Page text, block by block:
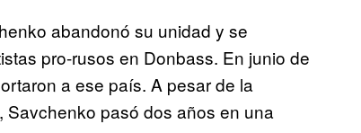
abandonó su unidad y se
pro-rusos en Donbass. En junio de
a ese país. A pesar de la
pasó dos años en una